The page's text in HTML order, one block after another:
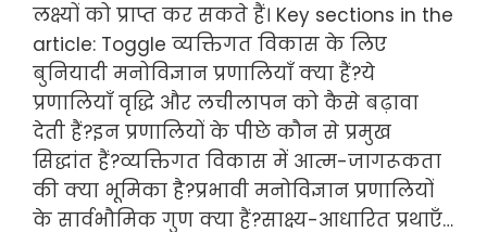
लक्ष्यों को प्राप्त कर सकते हैं। Key sections in the
article: Toggle व्यक्तिगत विकास के लिए
बुनियादी मनोविज्ञान प्रणालियाँ क्या हैं?ये
प्रणालियाँ वृद्धि और लचीलापन को कैसे बढ़ावा
देती हैं?इन प्रणालियों के पीछे कौन से प्रमुख
सिद्धांत हैं?व्यक्तिगत विकास में आत्म-जागरूकता
की क्या भूमिका है?प्रभावी मनोविज्ञान प्रणालियों
के सार्वभौमिक गुण क्या हैं?साक्ष्य-आधारित प्रथाएँ…